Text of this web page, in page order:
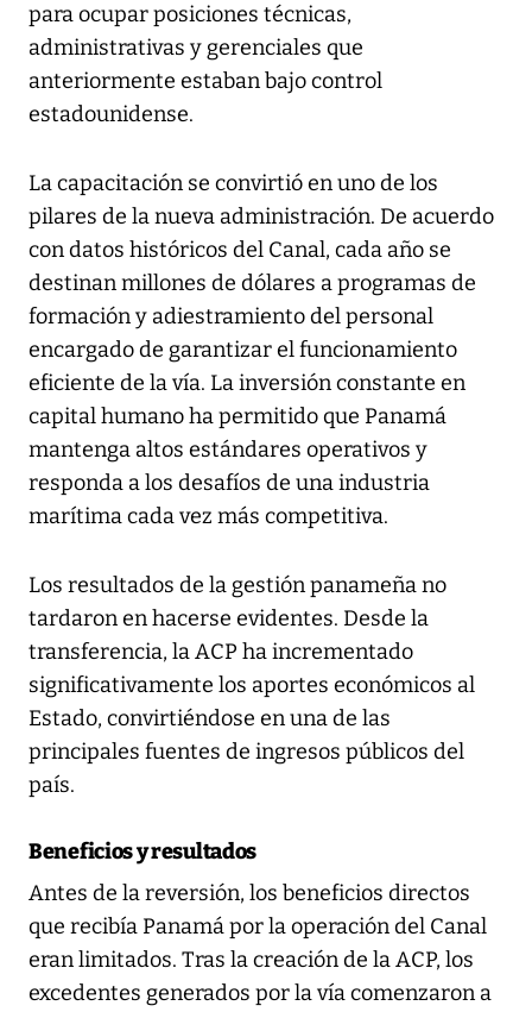
para ocupar posiciones técnicas,
administrativas y gerenciales que
anteriormente estaban bajo control
estadounidense.
La capacitación se convirtió en uno de los
pilares de la nueva administración. De acuerdo
con datos históricos del Canal, cada año se
destinan millones de dólares a programas de
formación y adiestramiento del personal
encargado de garantizar el funcionamiento
eficiente de la vía. La inversión constante en
capital humano ha permitido que Panamá
mantenga altos estándares operativos y
responda a los desafíos de una industria
marítima cada vez más competitiva.
Los resultados de la gestión panameña no
tardaron en hacerse evidentes. Desde la
transferencia, la ACP ha incrementado
significativamente los aportes económicos al
Estado, convirtiéndose en una de las
principales fuentes de ingresos públicos del
país.
Beneficios y resultados
Antes de la reversión, los beneficios directos
que recibía Panamá por la operación del Canal
eran limitados. Tras la creación de la ACP, los
excedentes generados por la vía comenzaron a